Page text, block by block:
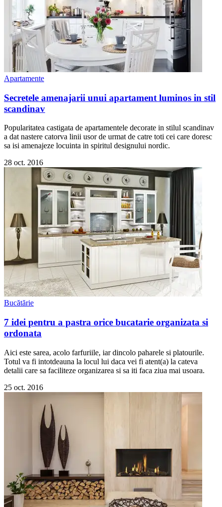
Apartamente
Secretele amenajarii unui apartament luminos in stil
scandinav
Popularitatea castigata de apartamentele decorate in stilul scandinav
a dat nastere catorva linii usor de urmat de catre toti cei care doresc
sa isi amenajeze locuinta in spiritul designului nordic.
28 oct. 2016
Bucătărie
7 idei pentru a pastra orice bucatarie organizata si
ordonata
Aici este sarea, acolo farfuriile, iar dincolo paharele si platourile.
Totul va fi intotdeauna la locul lui daca vei fi atent(a) la cateva
detalii care sa faciliteze organizarea si sa iti faca ziua mai usoara.
25 oct. 2016